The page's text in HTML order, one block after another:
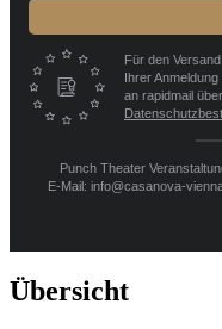
Für den
Ihrer
an rapidmail
Punch Theater
E-Mail: info@casanova-
Übersicht